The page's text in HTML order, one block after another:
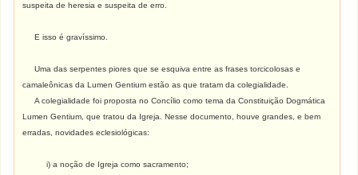
suspeita de heresia e suspeita de erro.
E isso é gravíssimo.
Uma das serpentes piores que se esquiva entre as frases torcicolosas e
camaleônicas da Lumen Gentium estão as que tratam da colegialidade.
A colegialidade foi proposta no Concílio como tema da Constituição Dogmática
Lumen Gentium, que tratou da Igreja. Nesse documento, houve grandes, e bem
erradas, novidades eclesiológicas:
i) a noção de Igreja como sacramento;